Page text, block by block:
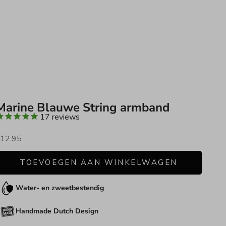
Blauwe String armband
17 reviews
TOEVOEGEN AAN WINKELWAGEN
Water- en zweetbestendig
Handmade Dutch Design